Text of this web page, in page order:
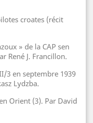
croates (récit
» de la CAP sen
René J. Francillon.
3 en septembre 1939
Lydzba.
Orient (3). Par David